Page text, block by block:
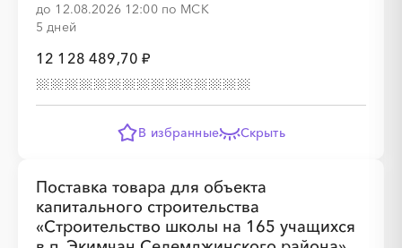
до 12.08.2026 12:00 по МСК
5 дней
12 128 489,70 ₽
В избранные Скрыть
Поставка товара для объекта
капитального строительства
«Строительство школы на 165 учащихся